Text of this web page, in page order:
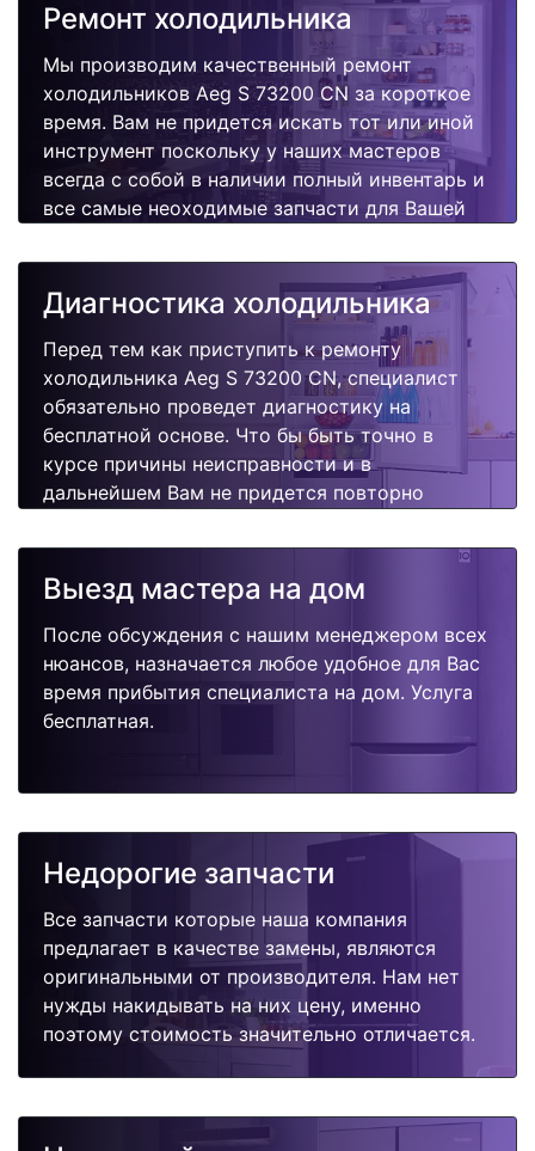
Ремонт холодильника
Мы производим качественный ремонт
холодильников Aeg S 73200 CN за короткое
время. Вам не придется искать тот или иной
инструмент поскольку у наших мастеров
всегда с собой в наличии полный инвентарь и
все самые неоходимые запчасти для Вашей
качественно и недорого.
Диагностика холодильника
Перед тем как приступить к ремонту
холодильника Aeg S 73200 CN, специалист
обязательно проведет диагностику на
бесплатной основе. Что бы быть точно в
курсе причины неисправности и в
дальнейшем Вам не придется повторно
поломок.
Выезд мастера на дом
После обсуждения с нашим менеджером всех
нюансов, назначается любое удобное для Вас
время прибытия специалиста на дом. Услуга
бесплатная.
Недорогие запчасти
Все запчасти которые наша компания
предлагает в качестве замены, являются
оригинальными от производителя. Нам нет
нужды накидывать на них цену, именно
поэтому стоимость значительно отличается.